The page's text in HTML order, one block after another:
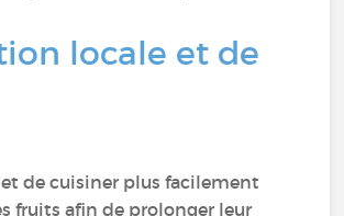
locale et de
de cuisiner plus facilement
fruits afin de prolonger leur